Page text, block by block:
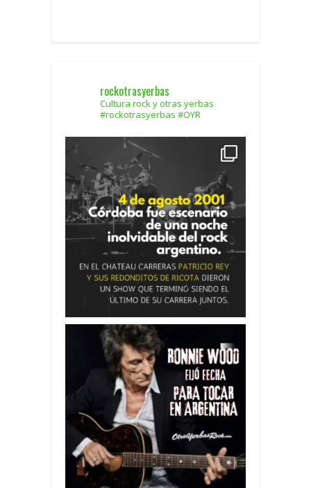
rockotrasyerbas
Cultura rock y otras yerbas
#rockotrasyerbas #OYR